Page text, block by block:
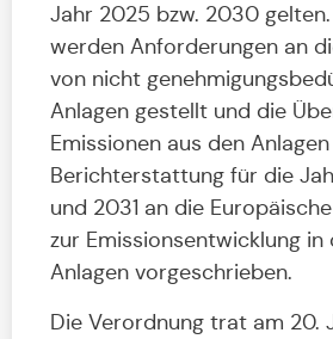
Jahr 2025 bzw. 2030
werden Anforderungen an
von nicht
Anlagen gestellt und die
Emissionen aus den
Berichterstattung für die
und 2031 an die
zur Emissionsentwicklung in
Anlagen vorgeschrieben.
Die Verordnung trat am 20.